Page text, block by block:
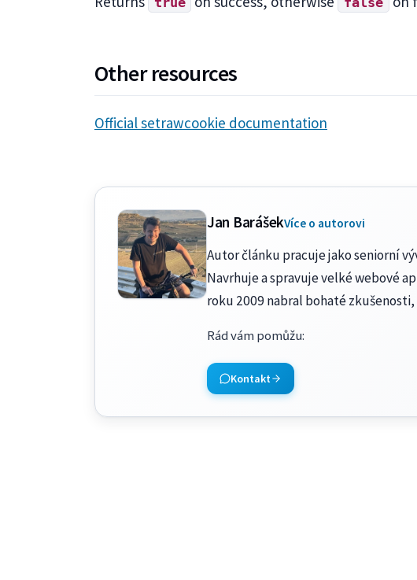
Other resources
Official setrawcookie documentation
Jan BarášekVíce o autorovi
Autor článku pracuje jako seniorní
Navrhuje a spravuje velké webové
roku 2009 nabral bohaté
Rád vám pomůžu:
Kontakt